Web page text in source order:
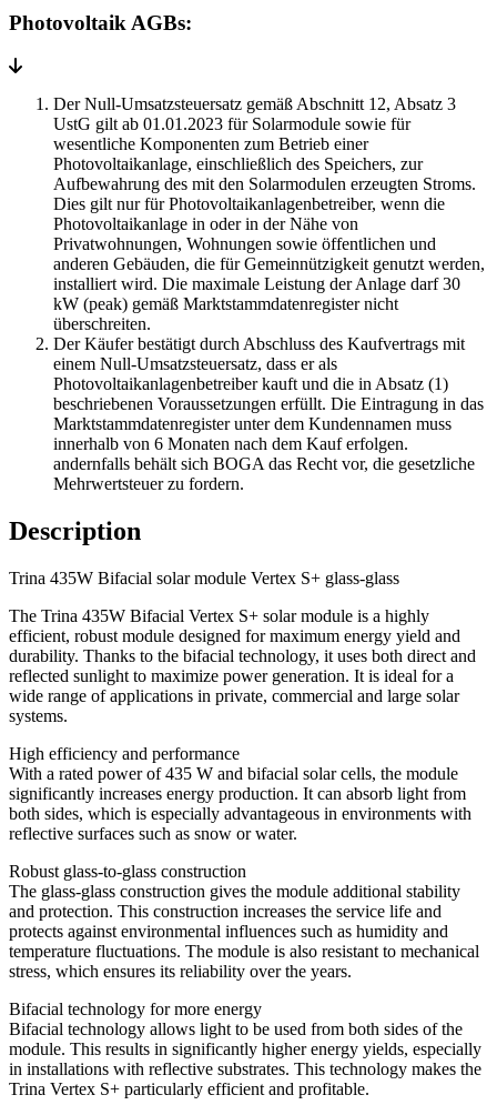
Photovoltaik AGBs:
Der Null-Umsatzsteuersatz gemäß Abschnitt 12, Absatz 3
UstG gilt ab 01.01.2023 für Solarmodule sowie für
wesentliche Komponenten zum Betrieb einer
Photovoltaikanlage, einschließlich des Speichers, zur
Aufbewahrung des mit den Solarmodulen erzeugten Stroms.
Dies gilt nur für Photovoltaikanlagenbetreiber, wenn die
Photovoltaikanlage in oder in der Nähe von
Privatwohnungen, Wohnungen sowie öffentlichen und
anderen Gebäuden, die für Gemeinnützigkeit genutzt werden,
installiert wird. Die maximale Leistung der Anlage darf 30
kW (peak) gemäß Marktstammdatenregister nicht
überschreiten.
Der Käufer bestätigt durch Abschluss des Kaufvertrags mit
einem Null-Umsatzsteuersatz, dass er als
Photovoltaikanlagenbetreiber kauft und die in Absatz (1)
beschriebenen Voraussetzungen erfüllt. Die Eintragung in das
Marktstammdatenregister unter dem Kundennamen muss
innerhalb von 6 Monaten nach dem Kauf erfolgen.
andernfalls behält sich BOGA das Recht vor, die gesetzliche
Mehrwertsteuer zu fordern.
Description
Trina 435W Bifacial solar module Vertex S+ glass-glass
The Trina 435W Bifacial Vertex S+ solar module is a highly
efficient, robust module designed for maximum energy yield and
durability. Thanks to the bifacial technology, it uses both direct and
reflected sunlight to maximize power generation. It is ideal for a
wide range of applications in private, commercial and large solar
systems.
High efficiency and performance
With a rated power of 435 W and bifacial solar cells, the module
significantly increases energy production. It can absorb light from
both sides, which is especially advantageous in environments with
reflective surfaces such as snow or water.
Robust glass-to-glass construction
The glass-glass construction gives the module additional stability
and protection. This construction increases the service life and
protects against environmental influences such as humidity and
temperature fluctuations. The module is also resistant to mechanical
stress, which ensures its reliability over the years.
Bifacial technology for more energy
Bifacial technology allows light to be used from both sides of the
module. This results in significantly higher energy yields, especially
in installations with reflective substrates. This technology makes the
Trina Vertex S+ particularly efficient and profitable.